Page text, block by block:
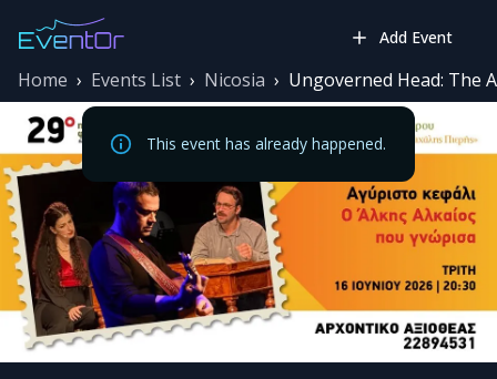
Add Event
This event has already happened.
Home › Events List › Nicosia › Ungoverned Head: The